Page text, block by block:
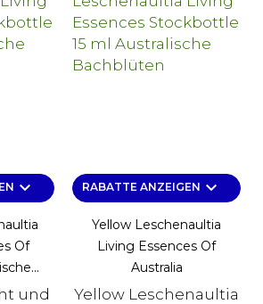
keyboard_arrow_down
Of
und
RABATTE ANZEIGEN keyboard_arrow_down
Yellow Leschenaultia
Living Essences Of
Australia
Yellow Leschenaultia